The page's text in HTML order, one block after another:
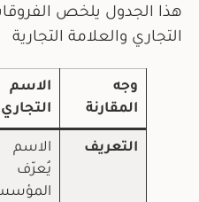
هذا الجدول يلخص
التجاري والعلامة التجارية
وجه
المقارنة
الاسم
التجاري
التعريف
يُعرّف